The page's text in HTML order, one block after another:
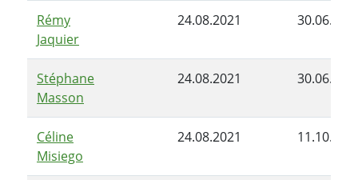
Rémy
Jaquier
24.08.2021
Stéphane
Masson
24.08.2021
Céline
Misiego
24.08.2021